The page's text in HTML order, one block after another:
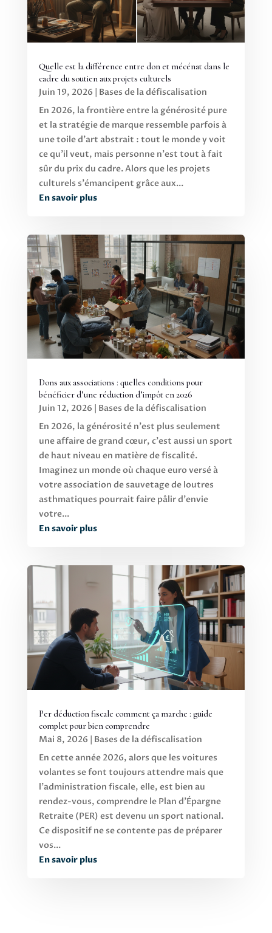
Quelle est la différence entre don et mécénat dans le
cadre du soutien aux projets culturels
Juin 19, 2026 | Bases de la défiscalisation
En 2026, la frontière entre la générosité pure
et la stratégie de marque ressemble parfois à
une toile d'art abstrait : tout le monde y voit
ce qu'il veut, mais personne n'est tout à fait
sûr du prix du cadre. Alors que les projets
culturels s'émancipent grâce aux...
En savoir plus
Dons aux associations : quelles conditions pour
bénéficier d’une réduction d’impôt en 2026
Juin 12, 2026
Bases de la défiscalisation
En 2026, la générosité n'est plus seulement
une affaire de grand cœur, c'est aussi un sport
de haut niveau en matière de fiscalité.
Imaginez un monde où chaque euro versé à
votre association de sauvetage de loutres
asthmatiques pourrait faire pâlir d'envie
votre...
En savoir plus
Per déduction fiscale comment ça marche : guide
complet pour bien comprendre
Mai 8, 2026
Bases de la défiscalisation
En cette année 2026, alors que les voitures
volantes se font toujours attendre mais que
l'administration fiscale, elle, est bien au
rendez-vous, comprendre le Plan d'Épargne
Retraite (PER) est devenu un sport national.
Ce dispositif ne se contente pas de préparer
vos...
En savoir plus